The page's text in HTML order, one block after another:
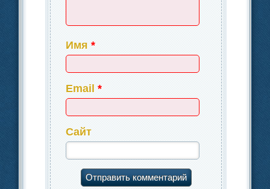
Имя*
Email*
Сайт